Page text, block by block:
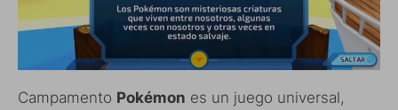
Campamento Pokémon es un juego universal,